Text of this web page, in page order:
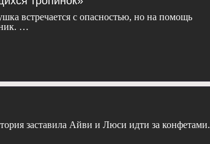
встречается с опасностью, но на помощь
…
заставила Айви и Люси идти за конфетами.